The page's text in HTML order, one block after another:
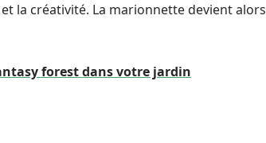
la créativité. La marionnette devient alors
forest dans votre jardin